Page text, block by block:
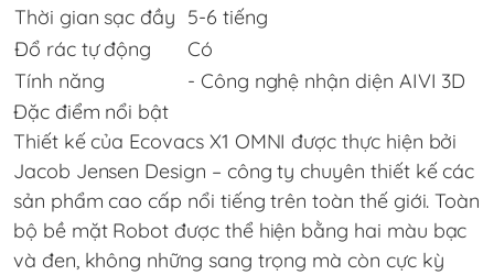
Thời gian sạc đầy 5-6 tiếng
Đổ rác tự động
Có
Tính năng
- Công nghệ nhận diện AIVI 3D
Đặc điểm nổi bật
Thiết kế của Ecovacs X1 OMNI được thực hiện bởi
Jacob Jensen Design – công ty chuyên thiết kế các
sản phẩm cao cấp nổi tiếng trên toàn thế giới. Toàn
bộ bề mặt Robot được thể hiện bằng hai màu bạc
và đen, không những sang trọng mà còn cực kỳ